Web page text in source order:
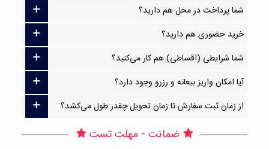
شما پرداخت در محل هم دارید؟
خرید حضوری هم دارید؟
شما شرایطی (اقساطی) هم کار می‌کنید؟
آیا امکان واریز بیعانه و رزرو وجود دارد؟
از زمان ثبت سفارش تا زمان تحویل چقدر طول می‌کشد؟
ضمانت - مهلت تست